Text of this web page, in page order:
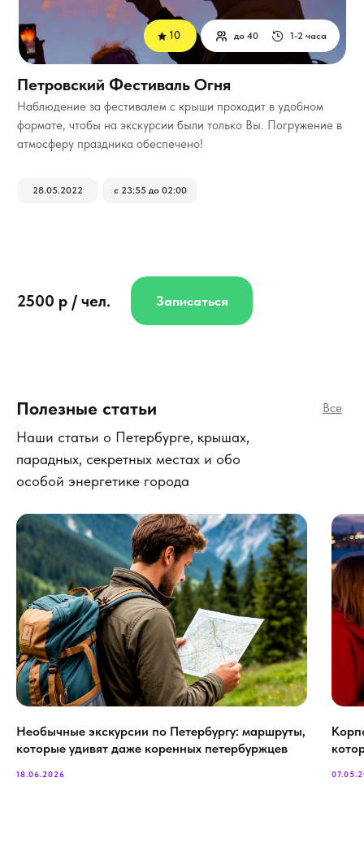
Наблюдение за фестивалем с крыши проходит в удобном
формате, чтобы на экскурсии были только Вы. Погружение в
атмосферу праздника обеспечено!
2500 р / чел.
1-2 часа
до 40
28.05.2022 с 23:55 до 02:00
Записаться
Петровский Фестиваль Огня
10
Полезные статьи
Наши статьи о Петербурге, крышах,
парадных, секретных местах и обо
особой энергетике города
Все
Необычные экскурсии по Петербургу: маршруты,
которые удивят даже коренных петербуржцев
18.06.2026